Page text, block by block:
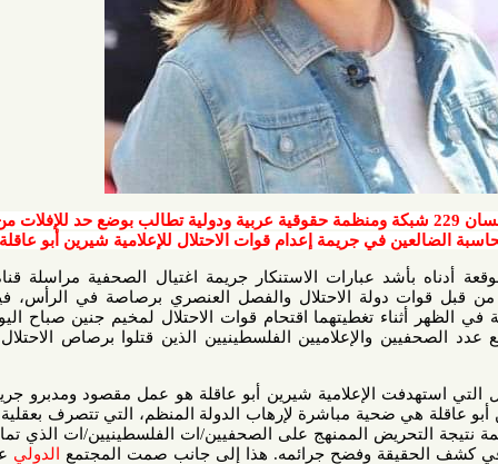
ومنظمة حقوقية عربية ودولية تطالب بوضع حد للإفلات من العقاب
في جريمة إعدام قوات الاحتلال للإعلامية شيرين أبو عاقلة
عبارات الاستنكار جريمة اغتيال الصحفية مراسلة قناة الجزيرة
دولة الاحتلال والفصل العنصري برصاصة في الرأس، فيما أصيب
تغطيتهما اقتحام قوات الاحتلال لمخيم جنين صباح اليوم الأربعاء
الموافق 11/5/2022، وبذلك ارتفع عدد الصحفيين والإعلاميين الفلسطينيين الذين قتلوا برصاص الاحتلال إلى (83)
الإعلامية شيرين أبو عاقلة هو عمل مقصود ومدبرو جريمة اغتيال
ضحية مباشرة لإرهاب الدولة المنظم، التي تتصرف بعقلية العصابات
الممنهج على الصحفيين/ات الفلسطينيين/ات الذي تمارسه دولة
وفضح جرائمه. هذا إلى جانب صمت المجتمعالدوليعلى جرائم